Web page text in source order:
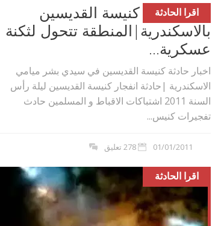
اقرا الحادثة
اخبار حادثة كنيسة القديسين
بالاسكندرية|المنطقة تتحول لثكنة
عسكرية...
اخبار حادثة كنيسة القديسين في سيدي بشر ميامي
الاسكندرية |حادثة انفجار كنيسة القديسين ليلة رأس
السنة 2011 اشتباكات الاقباط و المسلمين حادث
تفجيرات كنيس...
01/01/2011 278 تعليق
اقرا الحادثة
وصفات أكلات عيد راس السنة الميلادية
والميلاد المجيد الكريسما...